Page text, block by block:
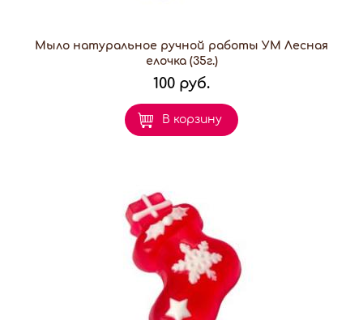
Мыло натуральное ручной работы УМ Лесная
елочка (35г.)
100 руб.
В корзину